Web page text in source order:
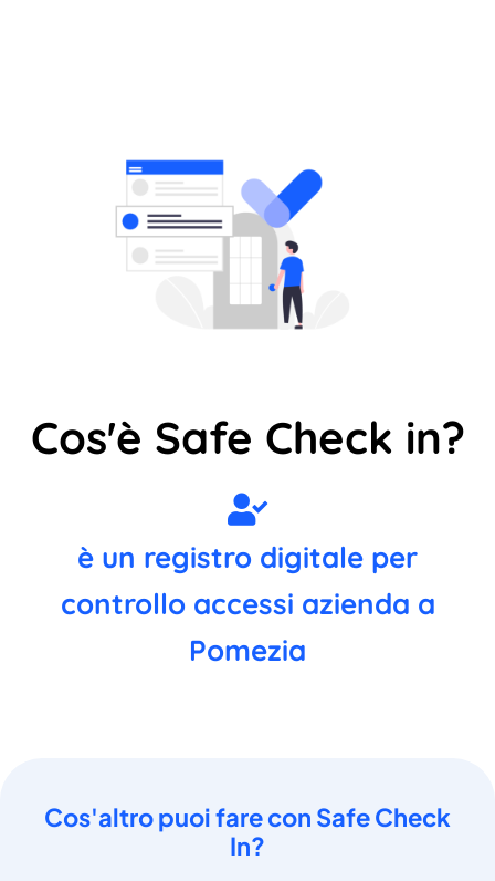
Cos'è Safe Check in?
è un registro digitale per
controllo accessi azienda a
Pomezia
Cos'altro puoi fare con Safe Check
In?